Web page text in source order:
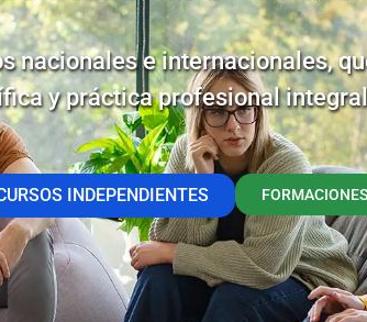
nacionales e internacionales,
y práctica profesional
INDEPENDIENTES